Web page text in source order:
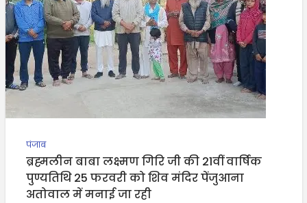
पंजाब
ब्रह्मलीन बाबा लक्ष्मण गिरि जी की 21वीं वार्षिक
पुण्यतिथि 25 फरवरी को शिव मंदिर पेंजुआना
अतोवाल में मनाई जा रही